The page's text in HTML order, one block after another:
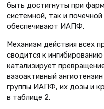
быть достигнуты при
системной, так и
обеспечивают ИАПФ.
Механизм действия всех
сводится к
катализирует
вазоактивный
группы ИАПФ, их дозы и
в таблице 2.